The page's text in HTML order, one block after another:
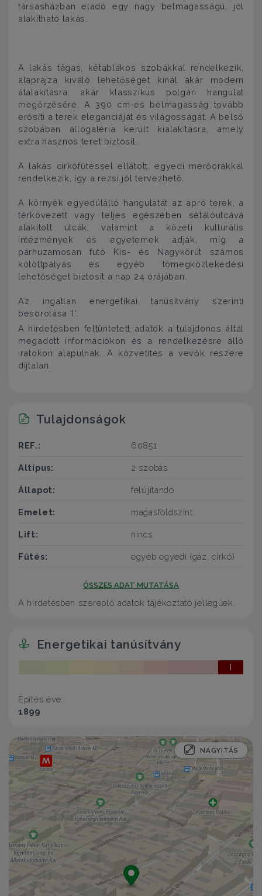
társasházban eladó egy nagy belmagasságú, jól
alakítható lakás.
A lakás tágas, kétablakos szobákkal rendelkezik,
alaprajza kiváló lehetőséget kínál akár modern
átalakításra, akár klasszikus polgári hangulat
megőrzésére. A 390 cm-es belmagasság tovább
erősíti a terek eleganciáját és világosságát. A belső
szobában állógaléria került kialakításra, amely
extra hasznos teret biztosít.
A lakás cirkófűtéssel ellátott, egyedi mérőórákkal
rendelkezik, így a rezsi jól tervezhető.
A környék egyedülálló hangulatát az apró terek, a
térkövezett vagy teljes egészében sétálóutcává
alakított utcák, valamint a közeli kulturális
intézmények és egyetemek adják, míg a
párhuzamosan futó Kis- és Nagykörút számos
kötöttpályás és egyéb tömegközlekedési
lehetőséget biztosít a nap 24 órájában.
Az ingatlan energetikai tanúsítvány szerinti
besorolása 'I'.
A hirdetésben feltüntetett adatok a tulajdonos által
megadott információkon és a rendelkezésre álló
iratokon alapulnak. A közvetítés a vevők részére
díjtalan.
Tulajdonságok
REF.: 60851
Altípus: 2 szobás
Állapot: felújítandó
Emelet: magasföldszint
Lift: nincs
Fűtés: egyéb egyedi (gáz, cirkó)
ÖSSZES ADAT MUTATÁSA
A hirdetésben szereplő adatok tájékoztató jellegűek.
Energetikai tanúsítvány
I
Építés éve:
1899
NAGYÍTÁS